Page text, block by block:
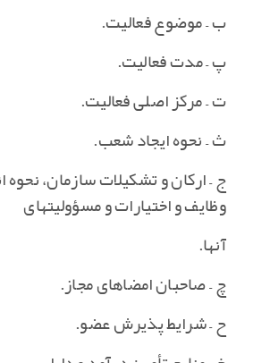
ب – موضوع فعالیت‌.
پ – مدت فعالیت‌.
ت – مرکز اصلی فعالیت‌.
ث – نحوه ایجاد شعب‌.
ج – ارکان و تشکیلات سازمان‌،
وظایف و اختیارات و مسؤولیتهای
آنها.
چ – صاحبان امضاهای مجاز.
ح – شرایط پذیرش عضو.